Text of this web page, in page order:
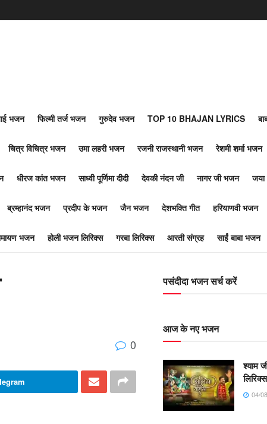
भजन फिल्मी तर्ज भजन गुरुदेव भजन TOP 10 BHAJAN LYRICS
चित्र विचित्र भजन उमा लहरी भजन रजनी राजस्थानी भजन रेशमी शर्मा भजन
धीरज कांत भजन साध्वी पूर्णिमा दीदी देवकी नंदन जी नागर जी भजन जया
ब्रम्हानंद भजन प्रदीप के भजन जैन भजन देशभक्ति गीत हरियाणवी भजन
भजन होली भजन लिरिक्स गरबा लिरिक्स आरती संग्रह साईं बाबा भजन
0
पसंदीदा भजन सर्च करें
आज के नए भजन
श्याम
लिरिक्स
04/